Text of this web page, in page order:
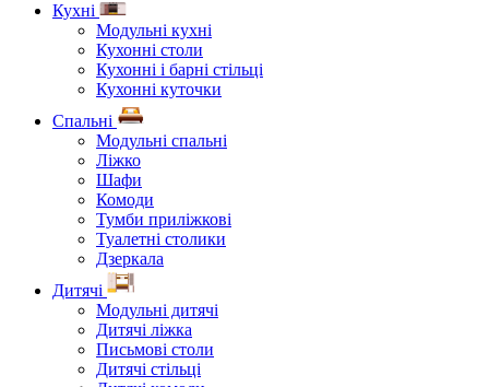
Кухні
Модульні кухні
Кухонні столи
Кухонні і барні стільці
Кухонні куточки
Спальні
Модульні спальні
Ліжко
Шафи
Комоди
Тумби приліжкові
Туалетні столики
Дзеркала
Дитячі
Модульні дитячі
Дитячі ліжка
Письмові столи
Дитячі стільці